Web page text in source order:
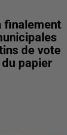
finalement
de vote
papier